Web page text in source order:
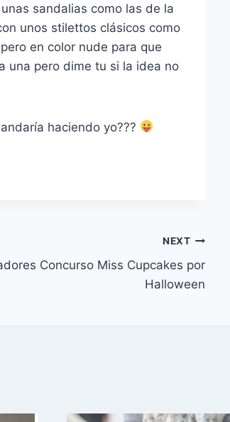
sandalias como las de la
unos stilettos clásicos como
en color nude para que
una pero dime tu si la idea no
haciendo yo???
NEXT
Concurso Miss Cupcakes por
Halloween